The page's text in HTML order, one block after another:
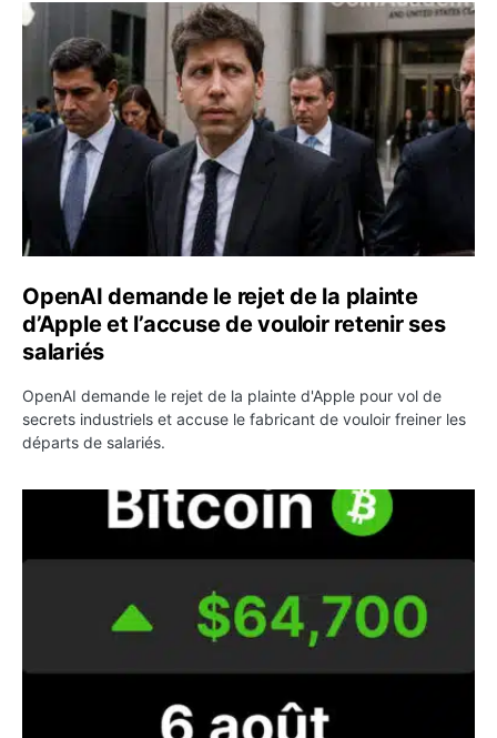
OpenAI demande le rejet de la plainte d’Apple et
OpenAI demande le rejet de la plainte
d’Apple et l’accuse de vouloir retenir ses
salariés
OpenAI demande le rejet de la plainte d'Apple pour vol de
secrets industriels et accuse le fabricant de vouloir freiner les
départs de salariés.
Bitcoin grimpe au-dessus de 64 000 dollars avant